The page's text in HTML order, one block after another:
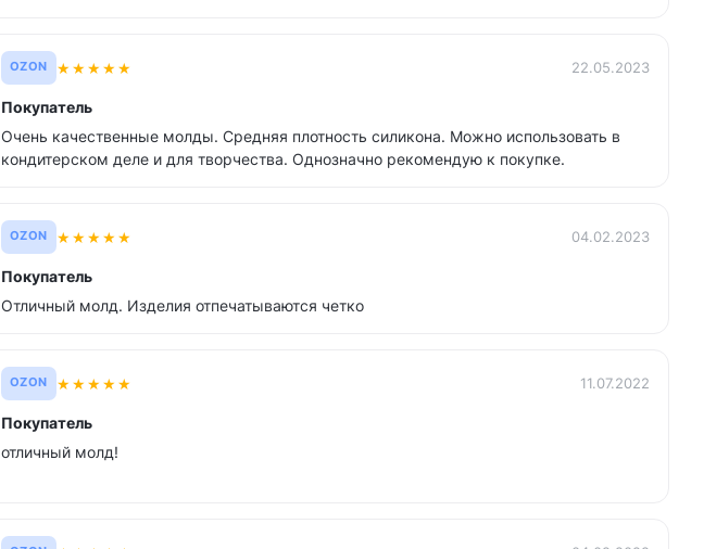
OZON ★★★★★ 22.05.2023
Покупатель
Очень качественные молды. Средняя плотность силикона. Можно использовать в
кондитерском деле и для творчества. Однозначно рекомендую к покупке.
OZON ★★★★★ 04.02.2023
Покупатель
Отличный молд. Изделия отпечатываются четко
OZON ★★★★★ 11.07.2022
Покупатель
отличный молд!